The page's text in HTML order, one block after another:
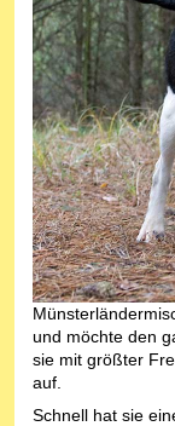
und möchte den
sie mit größter
auf.
Schnell hat sie